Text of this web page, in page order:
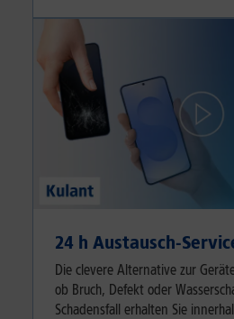
24 h Austausch-
Die clevere Alternative zur
ob Bruch, Defekt oder
Schadensfall erhalten Sie